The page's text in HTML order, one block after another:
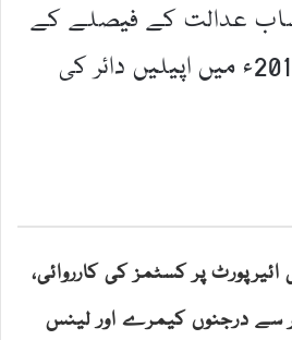
عدالت کے فیصلے کے
خلاف 2007ء اور 2012ء میں اپیلیں دائر کی
ائیرپورٹ پر کسٹمز کی کارروائی،
سے درجنوں کیمرے اور لینس